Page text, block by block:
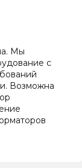
Мы
с
Возможна